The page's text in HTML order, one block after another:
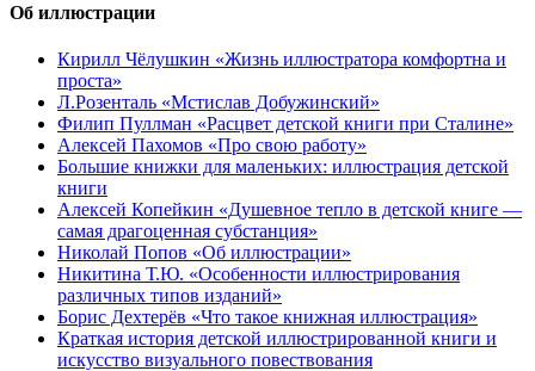
Об иллюстрации
Кирилл Чёлушкин «Жизнь иллюстратора комфортна и
проста»
Л.Розенталь «Мстислав Добужинский»
Филип Пуллман «Расцвет детской книги при Сталине»
Алексей Пахомов «Про свою работу»
Большие книжки для маленьких: иллюстрация детской
книги
Алексей Копейкин «Душевное тепло в детской книге —
самая драгоценная субстанция»
Николай Попов «Об иллюстрации»
Никитина Т.Ю. «Особенности иллюстрирования
различных типов изданий»
Борис Дехтерёв «Что такое книжная иллюстрация»
Краткая история детской иллюстрированной книги и
искусство визуального повествования